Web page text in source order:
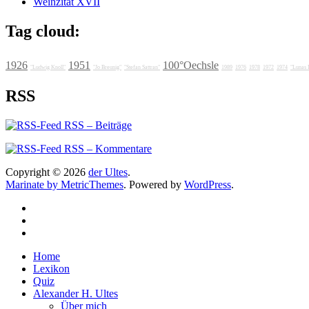
Tag cloud:
1926 "Ludwig Knoll" 1951 "Jo Breunig" "Stefan Sattran" 100°Oechsle 1989 1976 1978 1972 1974 "Lunas
RSS
RSS – Beiträge
RSS – Kommentare
Copyright © 2026 der Ultes.
Marinate by MetricThemes. Powered by WordPress.
Home
Lexikon
Quiz
Alexander H. Ultes
Über mich